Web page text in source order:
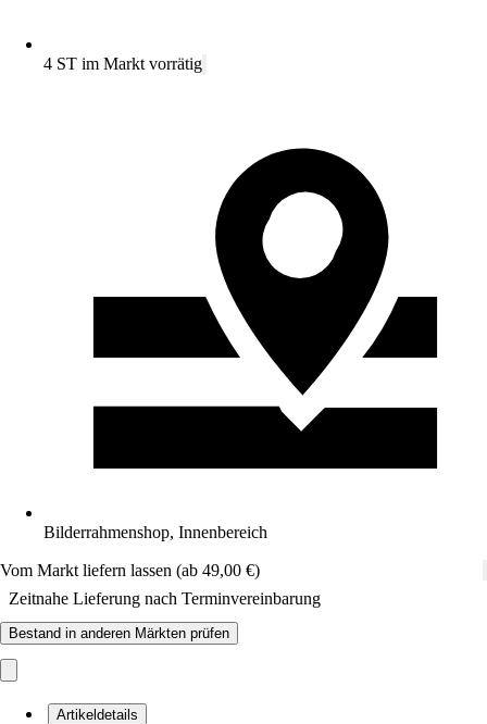
4 ST im Markt vorrätig
Bilderrahmenshop, Innenbereich
Vom Markt liefern lassen (ab 49,00 €)
Zeitnahe Lieferung nach Terminvereinbarung
Bestand in anderen Märkten prüfen
Artikeldetails